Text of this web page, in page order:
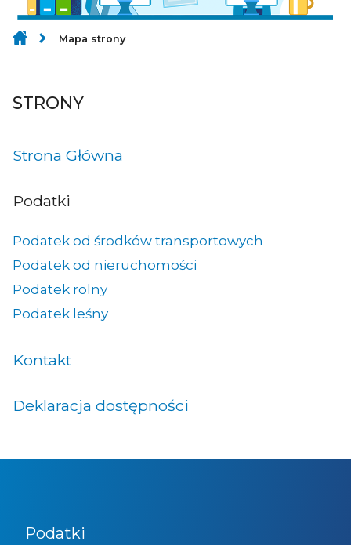
Mapa strony
STRONY
Strona Główna
Podatki
Podatek od środków transportowych
Podatek od nieruchomości
Podatek rolny
Podatek leśny
Kontakt
Deklaracja dostępności
Podatki